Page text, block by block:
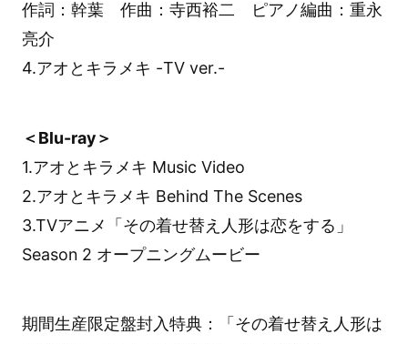
作詞：幹葉 作曲：寺西裕二 ピアノ編曲：重永
亮介
4.アオとキラメキ -TV ver.-
＜Blu-ray＞
1.アオとキラメキ Music Video
2.アオとキラメキ Behind The Scenes
3.TVアニメ「その着せ替え人形は恋をする」
Season 2 オープニングムービー
期間生産限定盤封入特典：「その着せ替え人形は